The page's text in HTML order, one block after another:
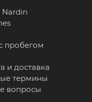
Nardin
пробегом
и доставка
термины
вопросы